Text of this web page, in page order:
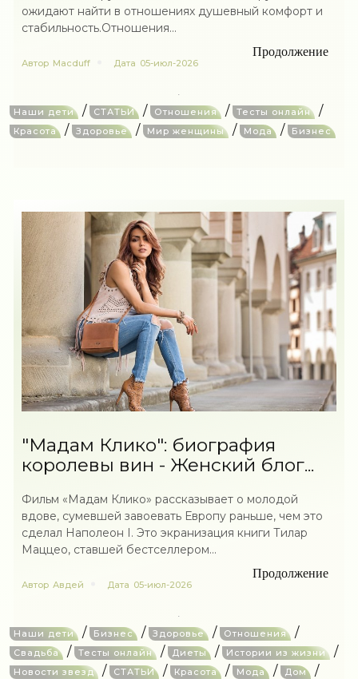
ожидают найти в отношениях душевный комфорт и
стабильность.Отношения...
Продолжение
Автор Macduff Дата 05-июл-2026
Наши дети / СТАТЬИ / Отношения / Тесты онлайн /
Красота / Здоровье / Мир женщины / Мода / Бизнес
"Мадам Клико": биография
королевы вин - Женский блог...
Фильм «Мадам Клико» рассказывает о молодой
вдове, сумевшей завоевать Европу раньше, чем это
сделал Наполеон I. Это экранизация книги Тилар
Маццео, ставшей бестселлером...
Продолжение
Автор Авдей Дата 05-июл-2026
Наши дети / Бизнес / Здоровье / Отношения /
Свадьба / Тесты онлайн / Диеты / Истории из жизни /
Новости звезд / СТАТЬИ / Красота / Мода / Дом /